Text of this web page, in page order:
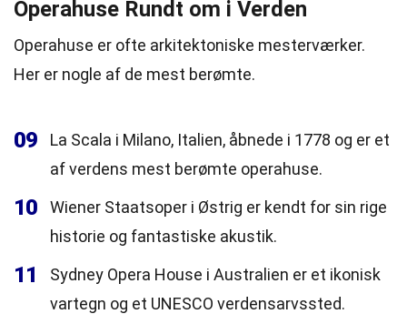
Operahuse Rundt om i Verden
Operahuse er ofte arkitektoniske mesterværker.
Her er nogle af de mest berømte.
09
La Scala i Milano, Italien, åbnede i 1778 og er et
af verdens mest berømte operahuse.
10
Wiener Staatsoper i Østrig er kendt for sin rige
historie og fantastiske akustik.
11
Sydney Opera House i Australien er et ikonisk
vartegn og et UNESCO verdensarvssted.